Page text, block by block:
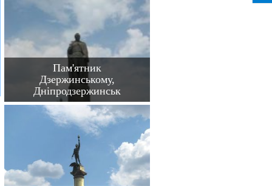
Пам'ятник
Дзержинському,
Дніпродзержинськ